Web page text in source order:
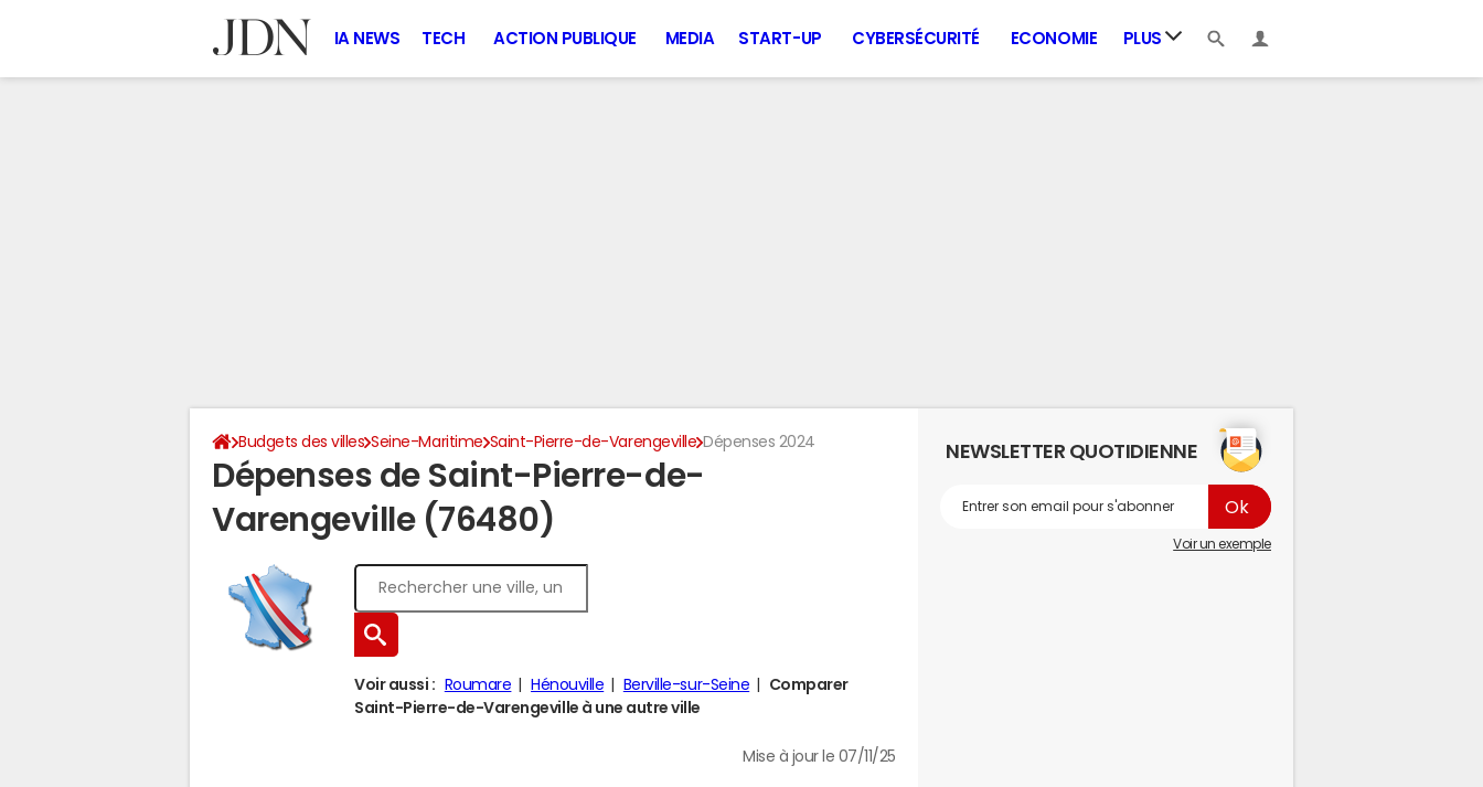
IA NEWS TECH ACTION PUBLIQUE MEDIA START-UP CYBERSÉCURITÉ ECONOMIE PLUS
Budgets des villes Seine-Maritime Saint-Pierre-de-Varengeville Dépenses 2024
Dépenses de Saint-Pierre-de-
Varengeville (76480)
Voir aussi : Roumare Hénouville Berville-sur-Seine
Comparer
Saint-Pierre-de-Varengeville à une autre ville
Mise à jour le 07/11/25
NEWSLETTER QUOTIDIENNE
Voir un exemple